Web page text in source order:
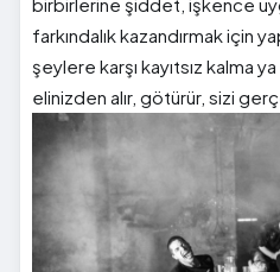
farkındalık kazandırmak için
şeylere karşı kayıtsız kalma
elinizden alır, götürür, sizi